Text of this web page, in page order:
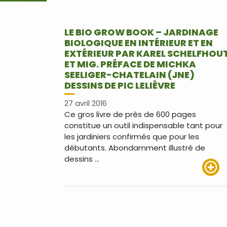
LE BIO GROW BOOK – JARDINAGE
BIOLOGIQUE EN INTÉRIEUR ET EN
EXTÉRIEUR PAR KAREL
ET MIG. PRÉFACE DE MICHKA
SEELIGER-CHATELAIN (JNE)
DESSINS DE PIC LELIÈVRE
27 avril 2016
Ce gros livre de près de 600 pages
constitue un outil indispensable tant pour
les jardiniers confirmés que pour les
débutants. Abondamment illustré de
dessins …